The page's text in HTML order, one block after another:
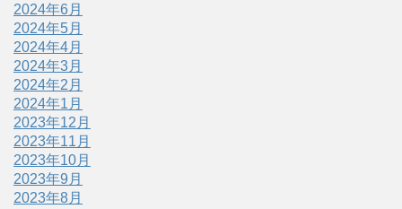
2024年6月
2024年5月
2024年4月
2024年3月
2024年2月
2024年1月
2023年12月
2023年11月
2023年10月
2023年9月
2023年8月